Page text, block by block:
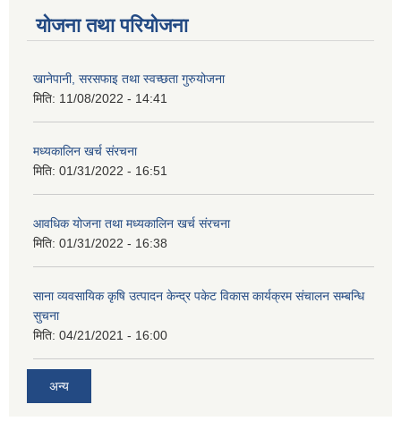
योजना तथा परियोजना
खानेपानी, सरसफाइ तथा स्वच्छता गुरुयोजना
मिति: 11/08/2022 - 14:41
मध्यकालिन खर्च संरचना
मिति: 01/31/2022 - 16:51
आवधिक योजना तथा मध्यकालिन खर्च संरचना
मिति: 01/31/2022 - 16:38
साना व्यवसायिक कृषि उत्पादन केन्द्र पकेट विकास कार्यक्रम संचालन सम्बन्धि
सुचना
मिति: 04/21/2021 - 16:00
अन्य